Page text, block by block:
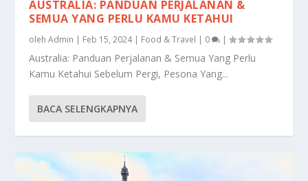
AUSTRALIA: PANDUAN PERJALANAN &
SEMUA YANG PERLU KAMU KETAHUI
olehAdmin | Feb 15, 2024| Food & Travel | 0 |
Australia: Panduan Perjalanan & Semua Yang Perlu
Kamu Ketahui Sebelum Pergi, Pesona Yang...
BACA SELENGKAPNYA